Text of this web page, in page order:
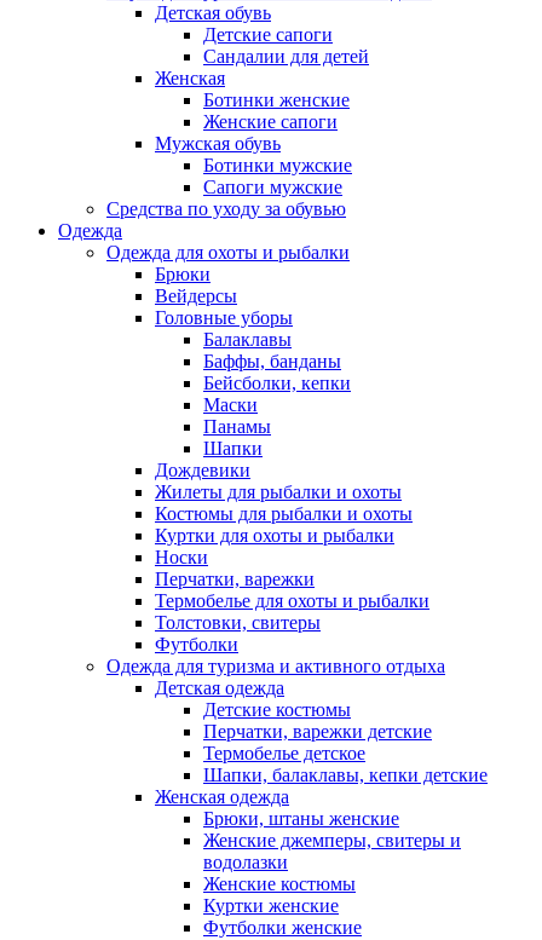
Детская обувь
Детские сапоги
Сандалии для детей
Женская
Ботинки женские
Женские сапоги
Мужская обувь
Ботинки мужские
Сапоги мужские
Средства по уходу за обувью
Одежда
Одежда для охоты и рыбалки
Брюки
Вейдерсы
Головные уборы
Балаклавы
Баффы, банданы
Бейсболки, кепки
Маски
Панамы
Шапки
Дождевики
Жилеты для рыбалки и охоты
Костюмы для рыбалки и охоты
Куртки для охоты и рыбалки
Носки
Перчатки, варежки
Термобелье для охоты и рыбалки
Толстовки, свитеры
Футболки
Одежда для туризма и активного отдыха
Детская одежда
Детские костюмы
Перчатки, варежки детские
Термобелье детское
Шапки, балаклавы, кепки детские
Женская одежда
Брюки, штаны женские
Женские джемперы, свитеры и
водолазки
Женские костюмы
Куртки женские
Футболки женские